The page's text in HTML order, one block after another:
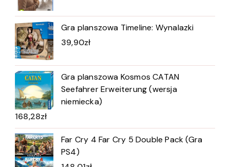
Gra planszowa Timeline: Wynalazki
39,90zł
Gra planszowa Kosmos CATAN
Seefahrer Erweiterung (wersja
niemiecka)
168,28zł
Far Cry 4 Far Cry 5 Double Pack (Gra
PS4)